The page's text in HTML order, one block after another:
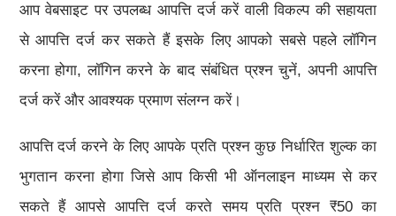
आप वेबसाइट पर उपलब्ध आपत्ति दर्ज करें वाली विकल्प की सहायता
से आपत्ति दर्ज कर सकते हैं इसके लिए आपको सबसे पहले लॉगिन
करना होगा, लॉगिन करने के बाद संबंधित प्रश्न चुनें, अपनी आपत्ति
दर्ज करें और आवश्यक प्रमाण संलग्न करें।
आपत्ति दर्ज करने के लिए आपके प्रति प्रश्न कुछ निर्धारित शुल्क का
भुगतान करना होगा जिसे आप किसी भी ऑनलाइन माध्यम से कर
सकते हैं आपसे आपत्ति दर्ज करते समय प्रति प्रश्न ₹50 का